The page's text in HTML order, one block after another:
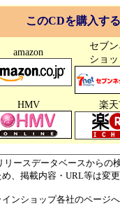
このCDを購入する
amazon
セブ
ショ
HMV 楽
リースデータベースからの
、掲載内容・URL等は変
ンショップ各社のページ